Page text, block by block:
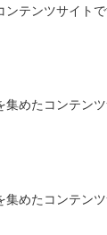
テンツサイトで
めたコンテンツ
めたコンテンツ